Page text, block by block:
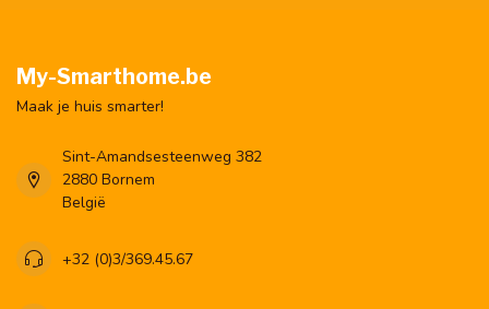
My-Smarthome.be
Maak je huis smarter!
Sint-Amandsesteenweg 382
2880 Bornem
België
+32 (0)3/369.45.67